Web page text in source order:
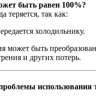
быть равен 100%?
теряется, так как:
холодильнику.
может быть
и других потерь.
использования